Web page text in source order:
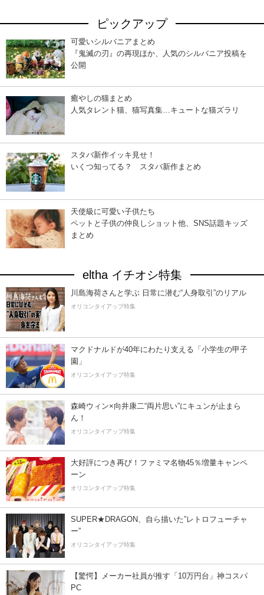
ピックアップ
可愛いシルバニアまとめ
『鬼滅の刃』の再現ほか、人気のシルバニア投稿を
公開
癒やしの猫まとめ
人気タレント猫、猫写真集…キュートな猫ズラリ
スタバ新作イッキ見せ！
いくつ知ってる？ スタバ新作まとめ
天使級に可愛い子供たち
ペットと子供の仲良しショット他、SNS話題キッズ
まとめ
eltha イチオシ特集
川島海荷さんと学ぶ 日常に潜む“人身取引”のリアル
オリコンタイアップ特集
マクドナルドが40年にわたり支える「小学生の甲子
園」
オリコンタイアップ特集
森崎ウィン×向井康二“両片思い”にキュンが止まら
ん！
オリコンタイアップ特集
大好評につき再び！ファミマ名物45％増量キャンペ
ーン
オリコンタイアップ特集
SUPER★DRAGON、自ら描いた”レトロフューチャ
ー”
オリコンタイアップ特集
【驚愕】メーカー社員が推す「10万円台」神コスパ
PC